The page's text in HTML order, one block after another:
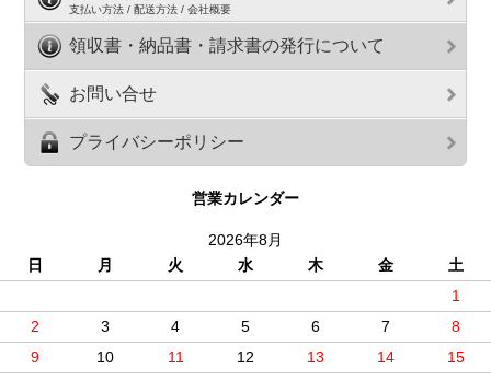
支払い方法 / 配送方法 / 会社概要
領収書・納品書・請求書の発行について
お問い合せ
プライバシーポリシー
営業カレンダー
2026年8月
日
月 火 水 木 金
土
1
2
3 4 5 6 7
8
9
10 11 12 13 14
15